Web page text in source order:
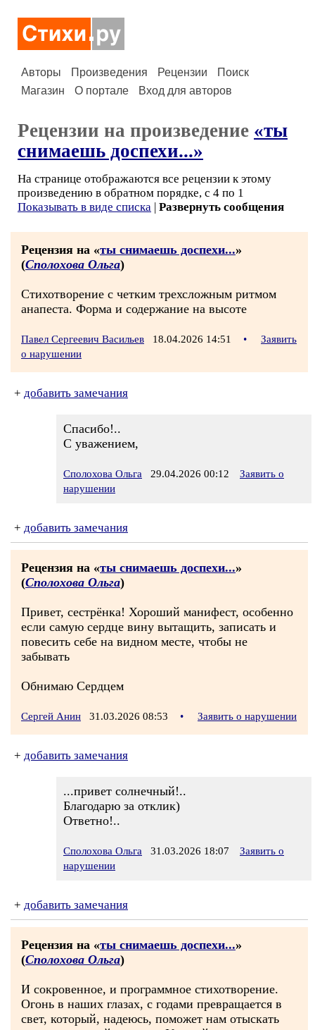
Авторы Произведения Рецензии
Поиск
Магазин
О портале Вход для авторов
Рецензии на произведение «ты
снимаешь доспехи...»
На странице отображаются все рецензии к этому
произведению в обратном порядке, с 4 по 1
Показывать в виде списка | Развернуть сообщения
Рецензия на «ты снимаешь доспехи...»
(Сполохова Ольга)
Стихотворение с четким трехсложным ритмом
анапеста. Форма и содержание на высоте
Павел Сергеевич Васильев 18.04.2026 14:51 •
Заявить
о нарушении
+ добавить замечания
Спасибо!..
С уважением,
Сполохова Ольга 29.04.2026 00:12
Заявить о
нарушении
+ добавить замечания
Рецензия на «ты снимаешь доспехи...»
(Сполохова Ольга)
Привет, сестрёнка! Хороший манифест, особенно
если самую сердце вину вытащить, записать и
повесить себе на видном месте, чтобы не
забывать
Обнимаю Сердцем
Сергей Анин 31.03.2026 08:53 • Заявить о нарушении
+ добавить замечания
...привет солнечный!..
Благодарю за отклик)
Ответно!..
Сполохова Ольга 31.03.2026 18:07
Заявить о
нарушении
+ добавить замечания
Рецензия на «ты снимаешь доспехи...»
(Сполохова Ольга)
И сокровенное, и программное стихотворение.
Огонь в наших глазах, с годами превращается в
свет, который, надеюсь, поможет нам отыскать